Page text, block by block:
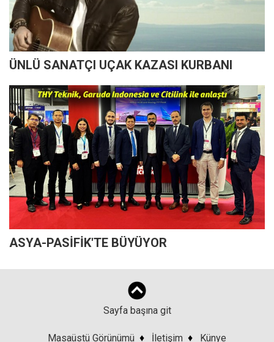
ÜNLÜ SANATÇI UÇAK KAZASI KURBANI
ASYA-PASİFİK'TE BÜYÜYOR
Sayfa başına git
Masaüstü Görünümü ♦ İletişim ♦ Künye